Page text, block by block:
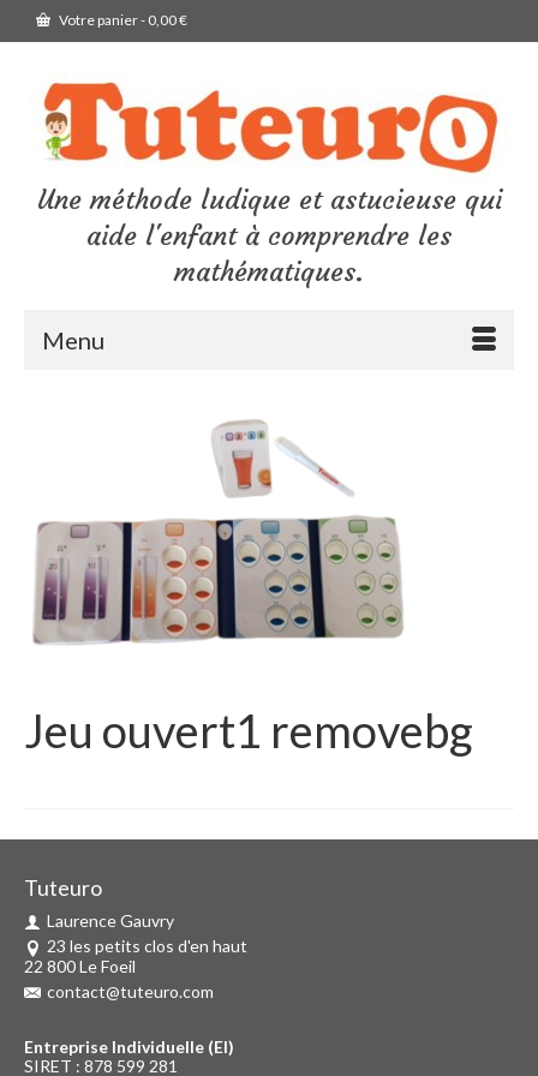
Votre panier- 0,00€
Une méthode ludique et astucieuse qui
aide l'enfant à comprendre les
mathématiques.
Menu
Jeu ouvert1 removebg
Tuteuro
Laurence Gauvry
23 les petits clos d'en haut
22 800 Le Foeil
contact@tuteuro.com
Entreprise Individuelle (EI)
SIRET : 878 599 281